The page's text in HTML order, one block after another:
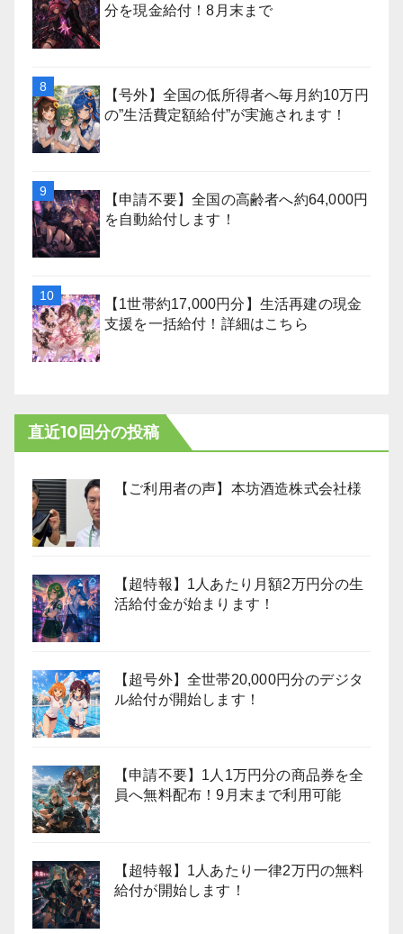
分を現金給付！8月末まで
【号外】全国の低所得者へ毎月約10万円
の”生活費定額給付”が実施されます！
【申請不要】全国の高齢者へ約64,000円
を自動給付します！
【1世帯約17,000円分】生活再建の現金
支援を一括給付！詳細はこちら
直近10回分の投稿
【ご利用者の声】本坊酒造株式会社様
【超特報】1人あたり月額2万円分の生
活給付金が始まります！
【超号外】全世帯20,000円分のデジタ
ル給付が開始します！
【申請不要】1人1万円分の商品券を全
員へ無料配布！9月末まで利用可能
【超特報】1人あたり一律2万円の無料
給付が開始します！